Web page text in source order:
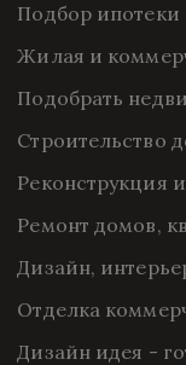
Подбор ипотеки
Жилая и
Подобрать
Строительство
Реконструкция
Ремонт домов,
Дизайн,
Отделка
Дизайн идея -